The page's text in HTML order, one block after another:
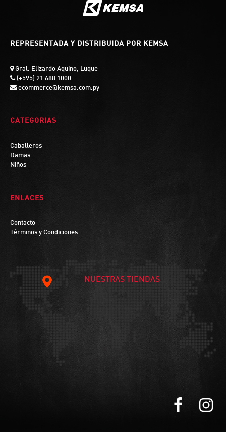
REPRESENTADA Y DISTRIBUIDA POR KEMSA
Gral. Elizardo Aquino, Luque
(+595) 21 688 1000
ecommerce@kemsa.com.py
CATEGORIAS
Caballeros
Damas
Niños
ENLACES
Contacto
Términos y Condiciones
NUESTRAS TIENDAS